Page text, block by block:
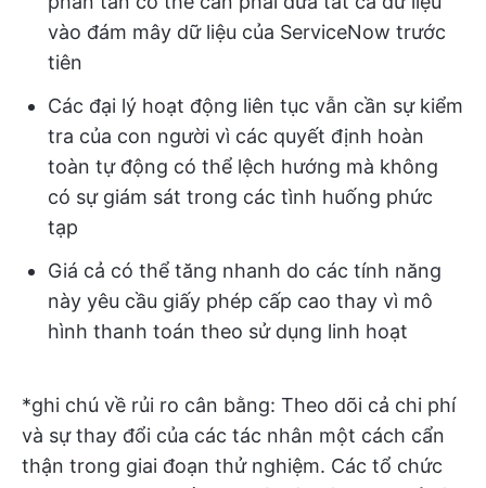
vào đám mây dữ liệu của ServiceNow trước
tiên
Các đại lý hoạt động liên tục vẫn cần sự kiểm
tra của con người vì các quyết định hoàn
toàn tự động có thể lệch hướng mà không
có sự giám sát trong các tình huống phức
tạp
Giá cả có thể tăng nhanh do các tính năng
này yêu cầu giấy phép cấp cao thay vì mô
hình thanh toán theo sử dụng linh hoạt
*ghi chú về rủi ro cân bằng: Theo dõi cả chi phí
và sự thay đổi của các tác nhân một cách cẩn
thận trong giai đoạn thử nghiệm. Các tổ chức